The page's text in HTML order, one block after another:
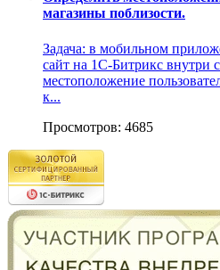
магазины поблизости.
Задача: в мобильном
сайт на 1С-Битрикс внутри
местоположение
к...
Просмотров: 4685